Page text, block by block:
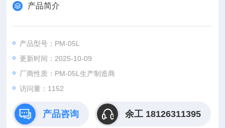
产品简介
产品型号：PM-05L
更新时间：2025-10-09
厂商性质：PM-05L生产制造商
访问量： 1152
产品咨询 余工 18126311395